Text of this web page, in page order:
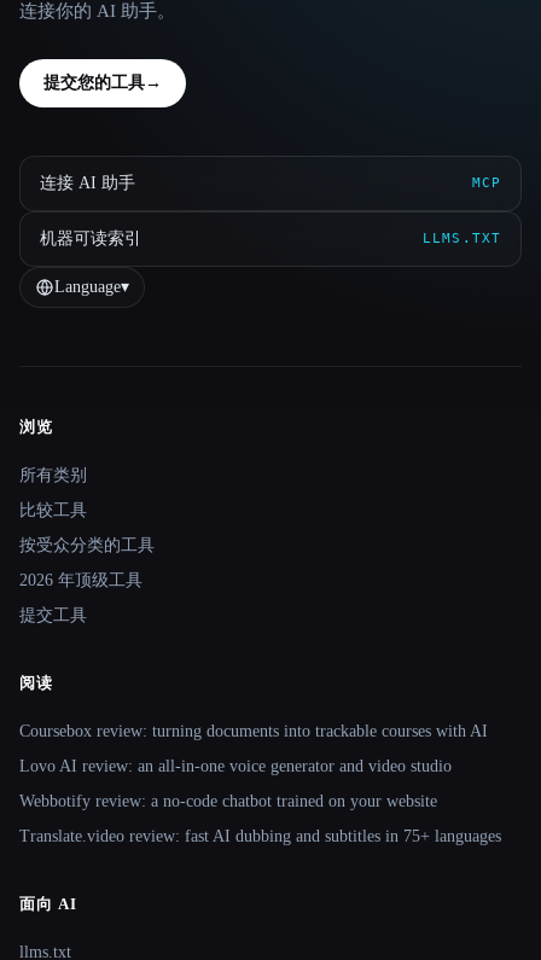
连接你的 AI 助手。
提交您的工具→
连接 AI 助手 MCP
机器可读索引 LLMS.TXT
Language▾
Site navigation
浏览
所有类别
比较工具
按受众分类的工具
2026 年顶级工具
提交工具
阅读
Coursebox review: turning documents into trackable courses with AI
Lovo AI review: an all-in-one voice generator and video studio
Webbotify review: a no-code chatbot trained on your website
Translate.video review: fast AI dubbing and subtitles in 75+ languages
面向 AI
llms.txt